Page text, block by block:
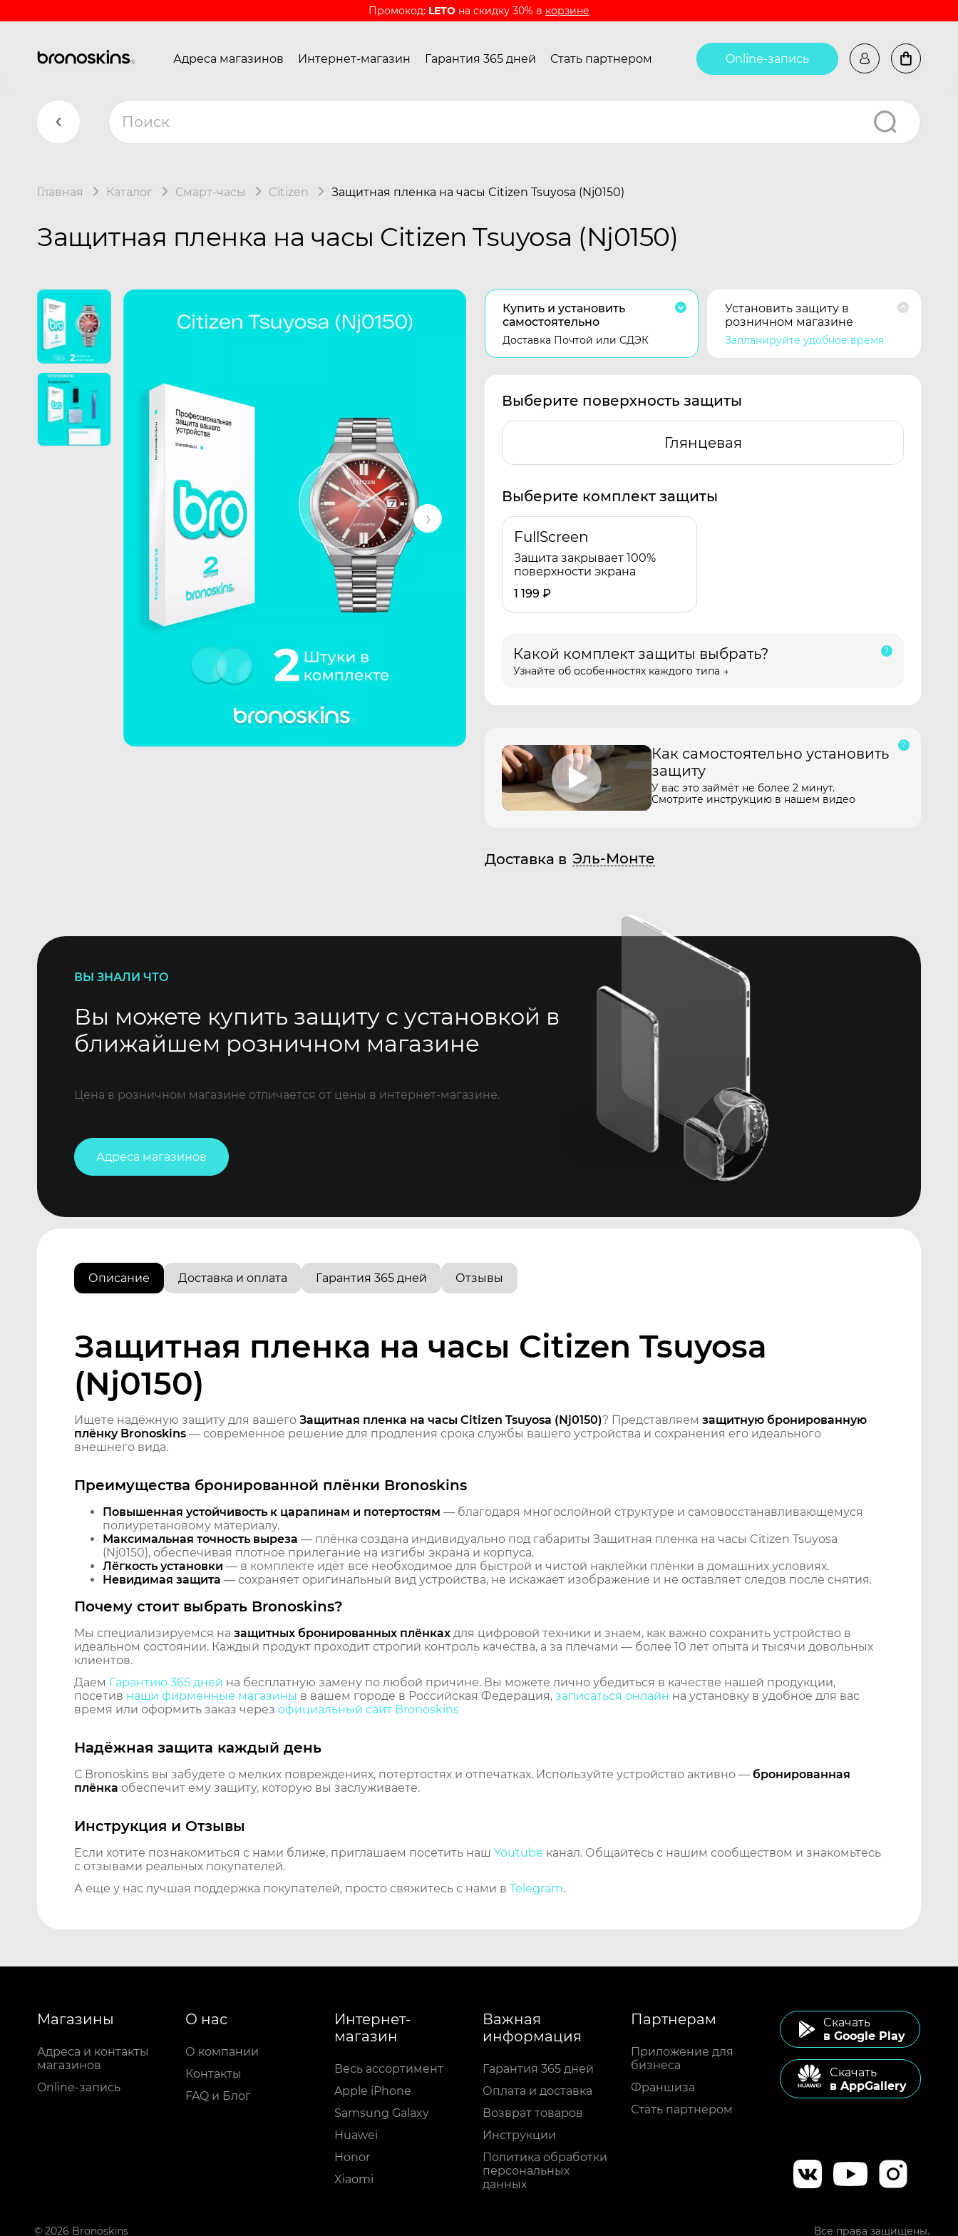
Промокод: LETO на скидку 30% в корзине
Адреса магазинов Интернет-магазин Гарантия 365 дней Стать партнером Online-запись
Главная Каталог Смарт-часы Citizen Защитная пленка на часы Citizen Tsuyosa (Nj0150)
Защитная пленка на часы Citizen Tsuyosa (Nj0150)
Купить и установить
самостоятельно
Доставка Почтой или СДЭК
Установить защиту в
розничном магазине
Запланируйте удобное время
Выберите поверхность защиты
Глянцевая
Выберите комплект защиты
FullScreen
Защита закрывает 100%
поверхности экрана
1 199 ₽
Какой комплект защиты выбрать?
Узнайте об особенностях каждого типа →
Как самостоятельно установить
защиту
У вас это займёт не более 2 минут.
Смотрите инструкцию в нашем видео
Доставка в Эль-Монте
ВЫ ЗНАЛИ ЧТО
Вы можете купить защиту с установкой в
ближайшем розничном магазине
Цена в розничном магазине отличается от цены в интернет-магазине.
Адреса магазинов
Описание Доставка и оплата Гарантия 365 дней Отзывы
Защитная пленка на часы Citizen Tsuyosa
(Nj0150)
Ищете надёжную защиту для вашего Защитная пленка на часы Citizen Tsuyosa (Nj0150)? Представляем защитную бронированную
плёнку Bronoskins — современное решение для продления срока службы вашего устройства и сохранения его идеального
внешнего вида.
Преимущества бронированной плёнки Bronoskins
Повышенная устойчивость к царапинам и потертостям — благодаря многослойной структуре и самовосстанавливающемуся
полиуретановому материалу.
Максимальная точность выреза — плёнка создана индивидуально под габариты Защитная пленка на часы Citizen Tsuyosa
(Nj0150), обеспечивая плотное прилегание на изгибы экрана и корпуса.
Лёгкость установки — в комплекте идёт всё необходимое для быстрой и чистой наклейки плёнки в домашних условиях.
Невидимая защита — сохраняет оригинальный вид устройства, не искажает изображение и не оставляет следов после снятия.
Почему стоит выбрать Bronoskins?
Мы специализируемся на защитных бронированных плёнках для цифровой техники и знаем, как важно сохранить устройство в
идеальном состоянии. Каждый продукт проходит строгий контроль качества, а за плечами — более 10 лет опыта и тысячи довольных
клиентов.
Даем Гарантию 365 дней на бесплатную замену по любой причине. Вы можете лично убедиться в качестве нашей продукции,
посетив наши фирменные магазины в вашем городе в Российская Федерация, записаться онлайн на установку в удобное для вас
время или оформить заказ через официальный сайт Bronoskins
Надёжная защита каждый день
С Bronoskins вы забудете о мелких повреждениях, потертостях и отпечатках. Используйте устройство активно — бронированная
плёнка обеспечит ему защиту, которую вы заслуживаете.
Инструкция и Отзывы
Если хотите познакомиться с нами ближе, приглашаем посетить наш Youtube канал. Общайтесь с нашим сообществом и знакомьтесь
с отзывами реальных покупателей.
А еще у нас лучшая поддержка покупателей, просто свяжитесь с нами в Telegram.
Магазины
Адреса и контакты
магазинов
Online-запись
О нас
О компании
Контакты
FAQ и Блог
Интернет-
магазин
Весь ассортимент
Apple iPhone
Samsung Galaxy
Huawei
Honor
Xiaomi
Важная
информация
Гарантия 365 дней
Оплата и доставка
Возврат товаров
Инструкции
Политика обработки
персональных
данных
Партнерам
Приложение для
бизнеса
Франшиза
Стать партнером
Cкачать
в Google Play
Cкачать
в AppGallery
© 2026 Bronoskins Все права защищены.